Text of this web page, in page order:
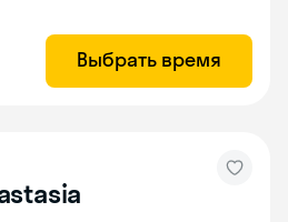
Выбрать время